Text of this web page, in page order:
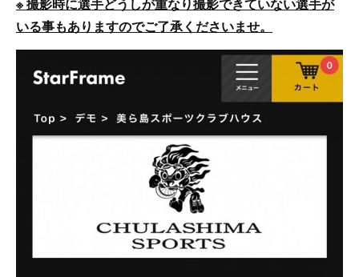
いる事もありますのでご了承くださいませ。